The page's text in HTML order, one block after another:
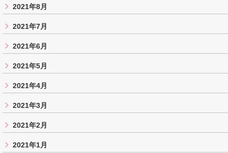
2021年8月
2021年7月
2021年6月
2021年5月
2021年4月
2021年3月
2021年2月
2021年1月